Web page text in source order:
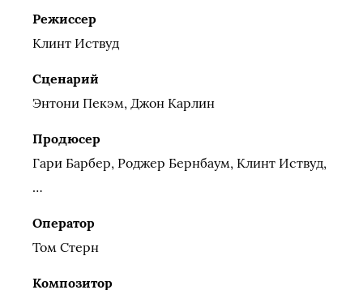
Режиссер
Клинт Иствуд
Сценарий
Энтони Пекэм, Джон Карлин
Продюсер
Гари Барбер, Роджер Бернбаум, Клинт Иствуд,
…
Оператор
Том Стерн
Композитор